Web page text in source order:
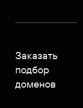
Заказать
подбор
доменов